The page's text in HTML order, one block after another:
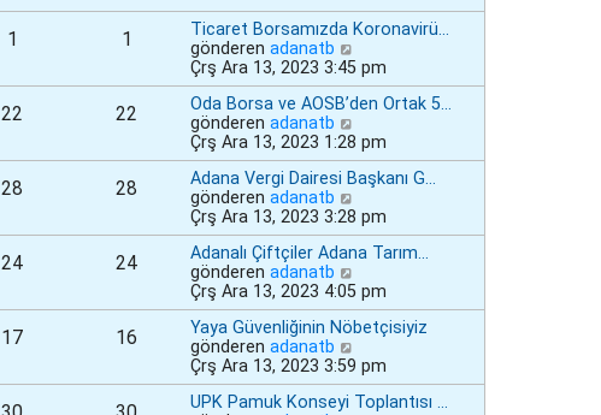
l
e
g
ö
ü
n
t
l
e
s
a
ı
g
ö
ü
n
t
l
e
1 1
Ticaret Borsamızda Koronavirü…
gönderen adanatb
o
n
m
s
a
j
g
ö
r
n
t
ü
l
e
Çrş Ara 13, 2023 3:45 pm
22 22
Oda Borsa ve AOSB’den Ortak 5…
gönderen adanatb
o
n
m
s
a
j
g
ö
r
n
t
ü
Çrş Ara 13, 2023 1:28 pm
28 28
Adana Vergi Dairesi Başkanı G…
gönderen adanatb
o
n
m
s
a
j
g
ö
r
Çrş Ara 13, 2023 3:28 pm
24 24
Adanalı Çiftçiler Adana Tarım…
gönderen adanatb
o
n
m
s
a
Çrş Ara 13, 2023 4:05 pm
17 16
Yaya Güvenliğinin Nöbetçisiyiz
gönderen adanatb
o
n
m
Çrş Ara 13, 2023 3:59 pm
UPK Pamuk Konseyi Toplantısı …